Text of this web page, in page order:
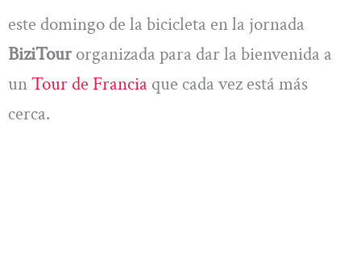
este domingo de la bicicleta en la jornada
BiziTour organizada para dar la bienvenida a
unTour de Francia que cada vez está más
cerca.